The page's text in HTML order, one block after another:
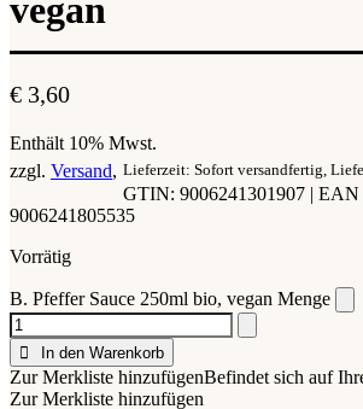
vegan
€ 3,60
Enthält 10% Mwst.
zzgl. Versand Lieferzeit: Sofort versandfertig,
GTIN: 9006241301907 |
9006241805535
Vorrätig
B. Pfeffer Sauce 250ml bio, vegan Menge
In den Warenkorb
Zur Merkliste hinzufügenBefindet sich auf
Zur Merkliste hinzufügen